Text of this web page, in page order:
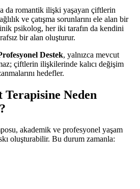
da romantik ilişki yaşayan çiftlerin
ve çatışma sorunlarını ele alan bir
psikolog, her iki tarafın da kendini
bir alan oluşturur.
Destek, yalnızca mevcut
çiftlerin ilişkilerinde kalıcı değişim
hedefler.
Terapisine Neden
akademik ve profesyonel yaşam
oluşturabilir. Bu durum zamanla: